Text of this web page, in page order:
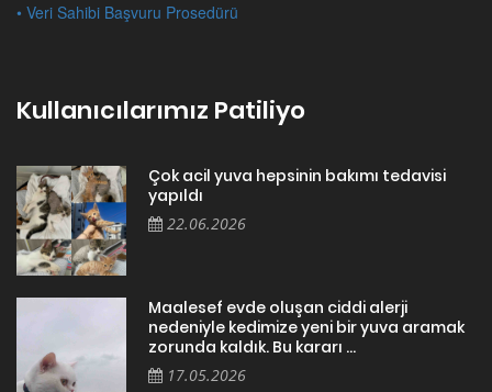
• Veri Sahibi Başvuru Prosedürü
Kullanıcılarımız Patiliyo
Çok acil yuva hepsinin bakımı tedavisi
yapıldı
22.06.2026
Maalesef evde oluşan ciddi alerji
nedeniyle kedimize yeni bir yuva aramak
zorunda kaldık. Bu kararı ...
17.05.2026